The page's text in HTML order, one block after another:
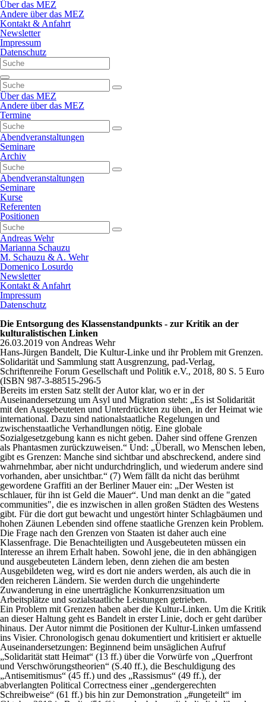
Navigation
überspringen
Über das MEZ
Andere über das MEZ
Kontakt & Anfahrt
Newsletter
Impressum
Datenschutz
Navigation
überspringen
Über das MEZ
Andere über das MEZ
Termine
Abendveranstaltungen
Seminare
Archiv
Abendveranstaltungen
Seminare
Kurse
Referenten
Positionen
Andreas Wehr
Marianna Schauzu
M. Schauzu & A. Wehr
Domenico Losurdo
Newsletter
Kontakt & Anfahrt
Impressum
Datenschutz
Die Entsorgung des Klassenstandpunkts - zur Kritik an der
kulturalistischen Linken
26.03.2019 von Andreas Wehr
Hans-Jürgen Bandelt, Die Kultur-Linke und ihr Problem mit Grenzen.
Solidarität und Sammlung statt Ausgrenzung, pad-Verlag,
Schriftenreihe Forum Gesellschaft und Politik e.V., 2018, 80 S. 5 Euro
(ISBN 987-3-88515-296-5
Bereits im ersten Satz stellt der Autor klar, wo er in der
Auseinandersetzung um Asyl und Migration steht: „Es ist Solidarität
mit den Ausgebeuteten und Unterdrückten zu üben, in der Heimat wie
international. Dazu sind nationalstaatliche Regelungen und
zwischenstaatliche Verhandlungen nötig. Eine globale
Sozialgesetzgebung kann es nicht geben. Daher sind offene Grenzen
als Phantasmen zurückzuweisen.“ Und: „Überall, wo Menschen leben,
gibt es Grenzen: Manche sind sichtbar und abschreckend, andere sind
wahrnehmbar, aber nicht undurchdringlich, und wiederum andere sind
vorhanden, aber unsichtbar.“ (7) Wem fällt da nicht das berühmt
gewordene Graffiti an der Berliner Mauer ein: „Der Westen ist
schlauer, für ihn ist Geld die Mauer“. Und man denkt an die "gated
communities", die es inzwischen in allen großen Städten des Westens
gibt. Für die dort gut bewacht und ungestört hinter Schlagbäumen und
hohen Zäunen Lebenden sind offene staatliche Grenzen kein Problem.
Die Frage nach den Grenzen von Staaten ist daher auch eine
Klassenfrage. Die Benachteiligten und Ausgebeuteten müssen ein
Interesse an ihrem Erhalt haben. Sowohl jene, die in den abhängigen
und ausgebeuteten Ländern leben, denn ziehen die am besten
Ausgebildeten weg, wird es dort nie anders werden, als auch die in
den reicheren Ländern. Sie werden durch die ungehinderte
Zuwanderung in eine unerträgliche Konkurrenzsituation um
Arbeitsplätze und sozialstaatliche Leistungen getrieben.
Ein Problem mit Grenzen haben aber die Kultur-Linken. Um die Kritik
an dieser Haltung geht es Bandelt in erster Linie, doch er geht darüber
hinaus. Der Autor nimmt die Positionen der Kultur-Linken umfassend
ins Visier. Chronologisch genau dokumentiert und kritisiert er aktuelle
Auseinandersetzungen: Beginnend beim unsäglichen Aufruf
„Solidarität statt Heimat“ (13 ff.) über die Vorwürfe von „Querfront
und Verschwörungstheorien“ (S.40 ff.), die Beschuldigung des
„Antisemitismus“ (45 ff.) und des „Rassismus“ (49 ff.), der
abverlangten Political Correctness einer „gendergerechten
Schreibweise“ (61 ff.) bis hin zur Demonstration „#ungeteilt“ im